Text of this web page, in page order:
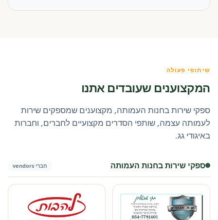
שיתופי פעולה
המקצוענים שעובדים אתנו
ספקי שירות בחנות העמותה, מקצוענים שמספקים שירות
לעמותה עצמה, שותפי הסדרים מקצועיים לחברים, וחברות
באיגודי גג.
ספקי שירות בחנות העמותה חברי vendors